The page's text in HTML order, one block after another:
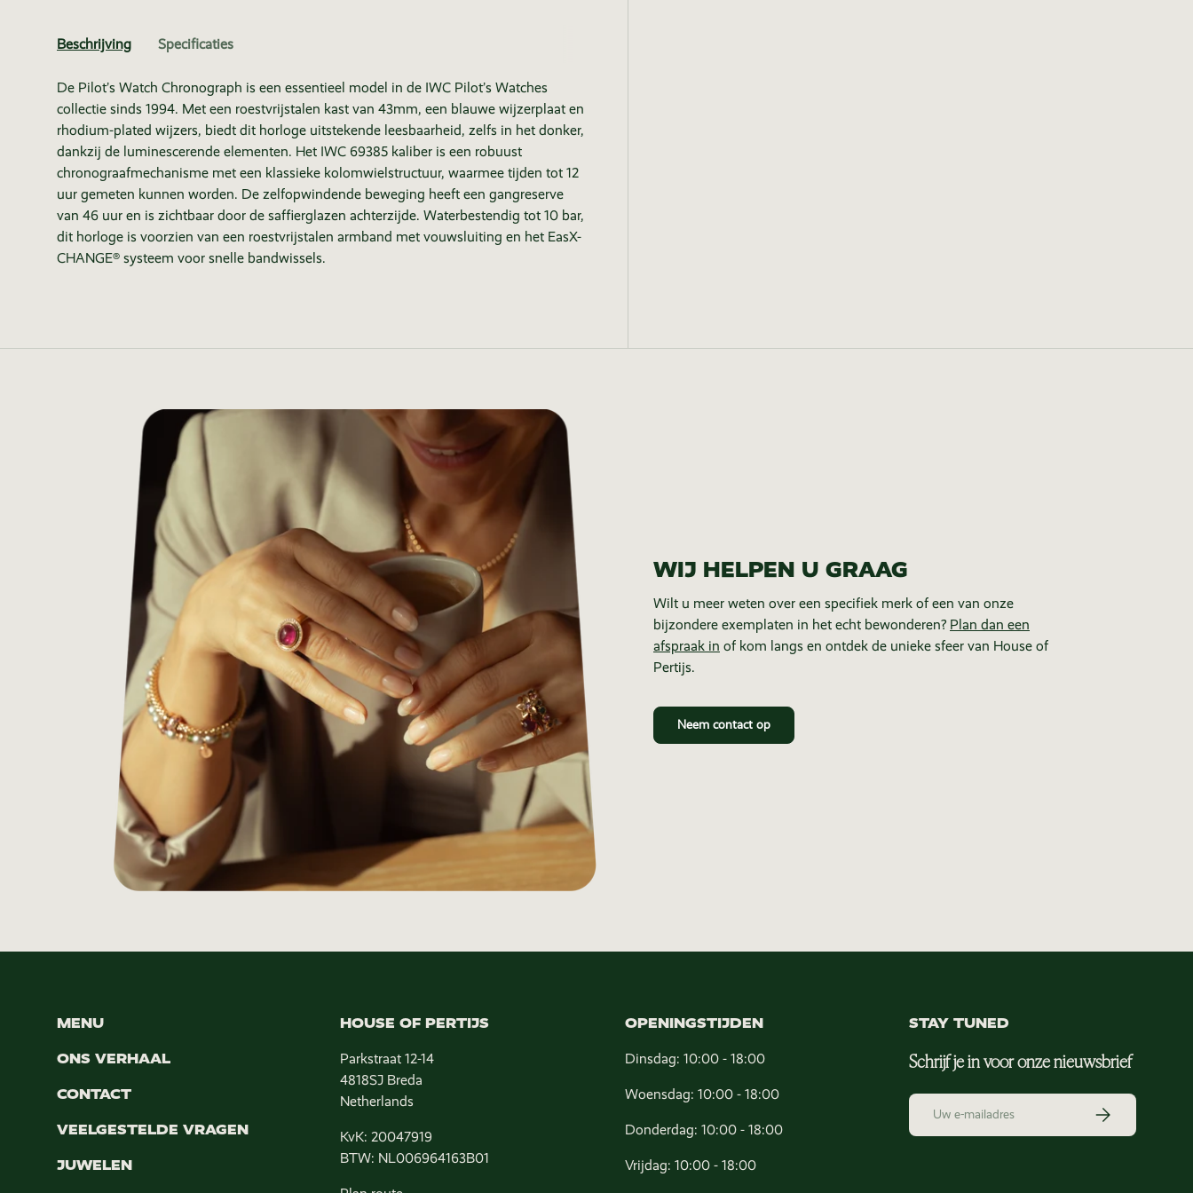
Beschrijving Specificaties
De Pilot’s Watch Chronograph is een essentieel model in de IWC Pilot’s Watches
collectie sinds 1994. Met een roestvrijstalen kast van 43mm, een blauwe wijzerplaat en
rhodium-plated wijzers, biedt dit horloge uitstekende leesbaarheid, zelfs in het donker,
dankzij de luminescerende elementen. Het IWC 69385 kaliber is een robuust
chronograafmechanisme met een klassieke kolomwielstructuur, waarmee tijden tot 12
uur gemeten kunnen worden. De zelfopwindende beweging heeft een gangreserve
van 46 uur en is zichtbaar door de saffierglazen achterzijde. Waterbestendig tot 10 bar,
dit horloge is voorzien van een roestvrijstalen armband met vouwsluiting en het EasX-
CHANGE® systeem voor snelle bandwissels.
WIJ HELPEN U GRAAG
Wilt u meer weten over een specifiek merk of een van onze
bijzondere exemplaten in het echt bewonderen? Plan dan een
afspraak in of kom langs en ontdek de unieke sfeer van House of
Pertijs.
Neem contact op
MENU
ONS VERHAAL
CONTACT
VEELGESTELDE VRAGEN
JUWELEN
HOUSE OF PERTIJS
Parkstraat 12-14
4818SJ Breda
Netherlands
KvK: 20047919
BTW: NL006964163B01
OPENINGSTIJDEN
Dinsdag: 10:00 - 18:00
Woensdag: 10:00 - 18:00
Donderdag: 10:00 - 18:00
Vrijdag: 10:00 - 18:00
STAY TUNED
Schrijf je in voor onze nieuwsbrief
E-mailadres Abonneer